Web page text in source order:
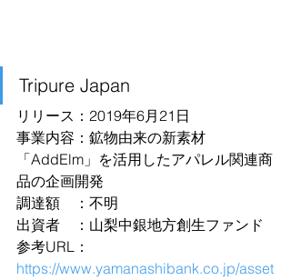
Tripure Japan
リリース：2019年6月21日
事業内容：鉱物由来の新素材
「AddElm」を活用したアパレル関連商
品の企画開発
調達額　：不明
出資者　：山梨中銀地方創生ファンド
参考URL：
https://www.yamanashibank.co.jp/asset